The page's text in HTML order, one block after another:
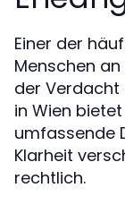
Einer der
Menschen an
der Verdacht
in Wien
umfassende
Klarheit
rechtlich.